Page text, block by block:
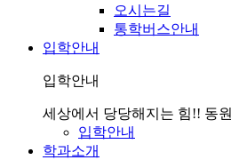
오시는길
통학버스안내
입학안내
입학안내
세상에서 당당해지는 힘!! 동원
입학안내
학과소개